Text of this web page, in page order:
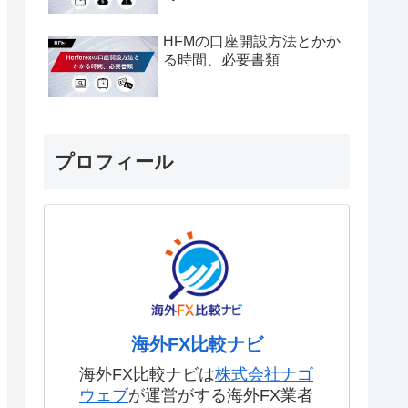
HFMの口座開設方法とかか
る時間、必要書類
プロフィール
海外FX比較ナビ
海外FX比較ナビは株式会社ナゴ
ウェブが運営がする海外FX業者